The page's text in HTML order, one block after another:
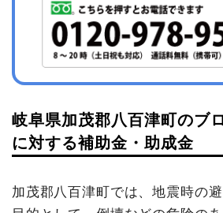
岐阜県加茂郡八百津町のブ
に対する補助金・助成金
加茂郡八百津町では、地震時の